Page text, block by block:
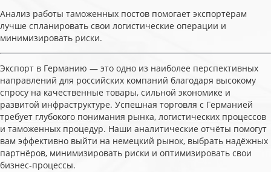
Анализ работы таможенных постов помогает экспортёрам
лучше спланировать свои логистические операции и
минимизировать риски.
Экспорт в Германию — это одно из наиболее перспективных
направлений для российских компаний благодаря высокому
спросу на качественные товары, сильной экономике и
развитой инфраструктуре. Успешная торговля с Германией
требует глубокого понимания рынка, логистических процессов
и таможенных процедур. Наши аналитические отчёты помогут
вам эффективно выйти на немецкий рынок, выбрать надёжных
партнёров, минимизировать риски и оптимизировать свои
бизнес-процессы.